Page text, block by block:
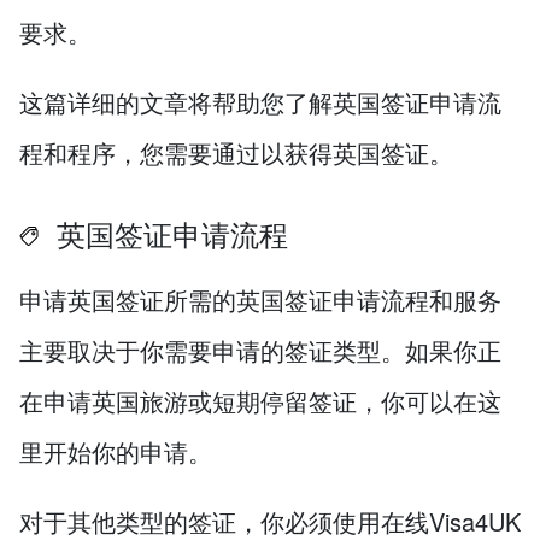
要求。
这篇详细的文章将帮助您了解英国签证申请流
程和程序，您需要通过以获得英国签证。
英国签证申请流程
申请英国签证所需的英国签证申请流程和服务
主要取决于你需要申请的签证类型。如果你正
在申请英国旅游或短期停留签证，你可以在这
里开始你的申请。
对于其他类型的签证，你必须使用在线Visa4UK